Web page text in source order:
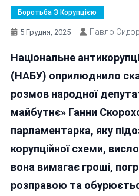
Боротьба З Корупцією
5 Грудня, 2025 Павло
Національне
(НАБУ) оприлюднило
розмов народної
майбутнє» Ганни
парламентарка, яку
корупційної схеми,
вона вимагає гроші,
розправою та